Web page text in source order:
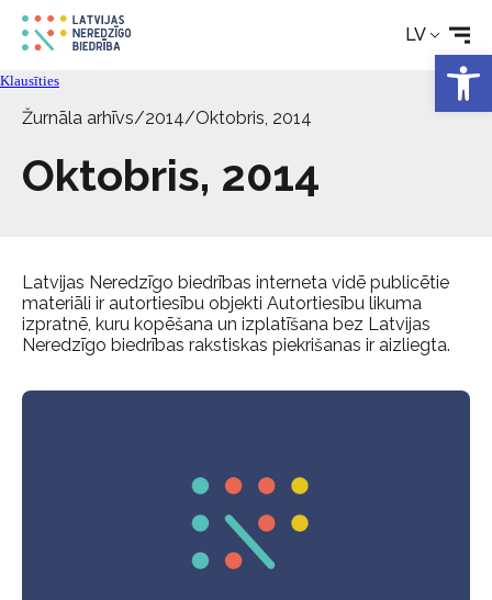
LV
Aktualitātes
Pakalpojumi
Par biedrību
Klausīties
Žurnāla arhīvs/2014/Oktobris, 2014
Oktobris, 2014
Latvijas Neredzīgo biedrības interneta vidē publicētie
materiāli ir autortiesību objekti Autortiesību likuma
izpratnē, kuru kopēšana un izplatīšana bez Latvijas
Neredzīgo biedrības rakstiskas piekrišanas ir aizliegta.